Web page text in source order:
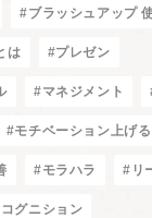
#ブラッシュアップ
は #プレゼン
#マネジメント
#モチベーション上げる
#モラハラ #リ
グニション